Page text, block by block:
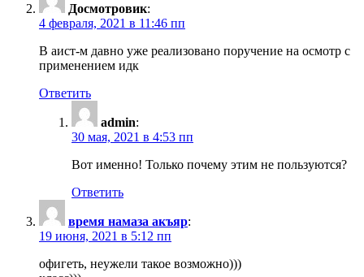
Досмотровик:
4 февраля, 2021 в 11:46 пп
В аист-м давно уже реализовано поручение на осмотр с
применением идк
Ответить
admin:
30 мая, 2021 в 4:53 пп
Вот именно! Только почему этим не пользуются?
Ответить
время намаза акъяр:
19 июня, 2021 в 5:12 пп
офигеть, неужели такое возможно)))